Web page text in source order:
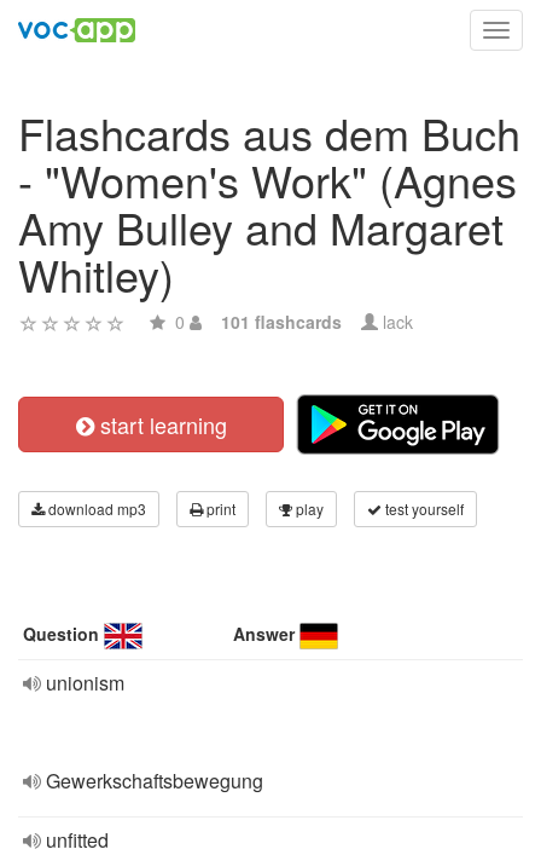
Flashcards aus dem Buch
- "Women's Work" (Agnes
Amy Bulley and Margaret
Whitley)
0 101 flashcards lack
start learning
download mp3 print play test yourself
Question Answer
unionism
Gewerkschaftsbewegung
unfitted